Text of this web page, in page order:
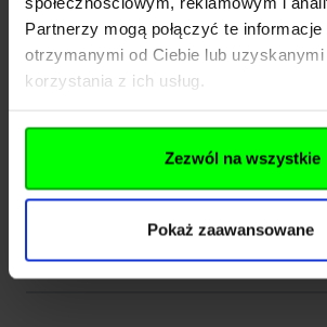
Partnerzy mogą połączyć te
otrzymanymi od Ciebie lub
korzystania z ich usług.
Zezwól na wszystkie
Pokaż zaawansowane
Adres
Kod pocztowy
54-032
Telefon
+48 71
Importer